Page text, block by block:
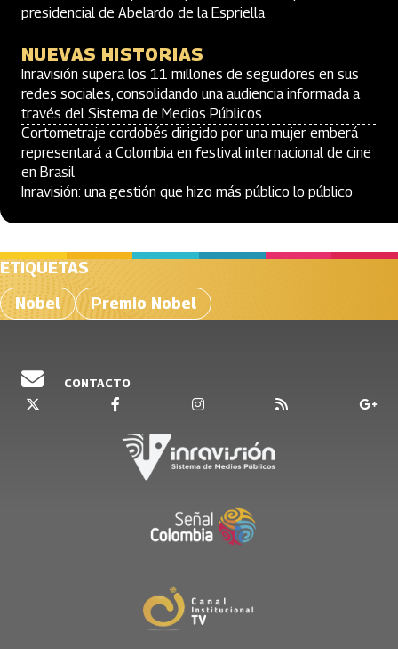
presidencial de Abelardo de la Espriella
NUEVAS HISTORIAS
Inravisión supera los 11 millones de seguidores en sus
redes sociales, consolidando una audiencia informada a
través del Sistema de Medios Públicos
Cortometraje cordobés dirigido por una mujer emberá
representará a Colombia en festival internacional de cine
en Brasil
Inravisión: una gestión que hizo más público lo público
ETIQUETAS
Nobel
Premio Nobel
CONTACTO